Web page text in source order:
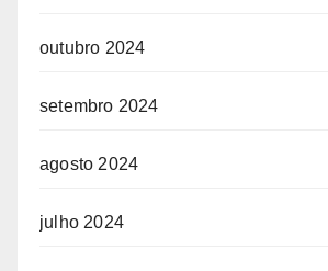
outubro 2024
setembro 2024
agosto 2024
julho 2024